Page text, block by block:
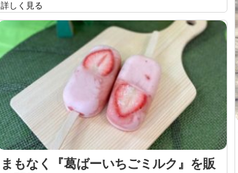
詳しく見る
まもなく『葛ばーいちごミルク』を販